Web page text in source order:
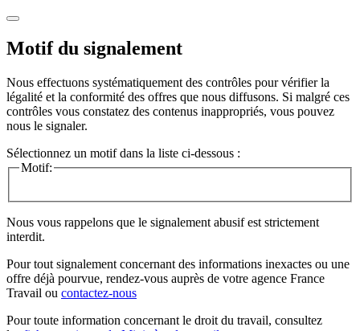
Motif du signalement
Nous effectuons systématiquement des contrôles pour vérifier la
légalité et la conformité des offres que nous diffusons. Si malgré ces
contrôles vous constatez des contenus inappropriés, vous pouvez
nous le signaler.
Sélectionnez un motif dans la liste ci-dessous :
Motif:
Nous vous rappelons que le signalement abusif est strictement
interdit.
Pour tout signalement concernant des informations inexactes ou une
offre déjà pourvue, rendez-vous auprès de votre agence France
Travail ou contactez-nous
Pour toute information concernant le droit du travail, consultez